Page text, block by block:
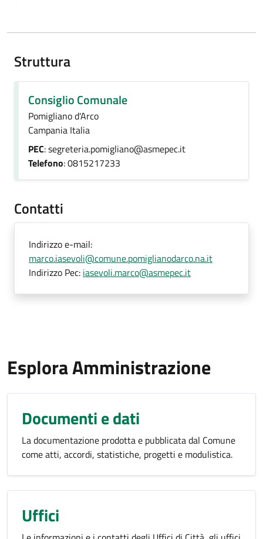
Struttura
Consiglio Comunale
Pomigliano d'Arco
Campania Italia
PEC: segreteria.pomigliano@asmepec.it
Telefono: 0815217233
Contatti
Indirizzo e-mail:
marco.iasevoli@comune.pomiglianodarco.na.it
Indirizzo Pec: iasevoli.marco@asmepec.it
Esplora Amministrazione
Documenti e dati
La documentazione prodotta e pubblicata dal Comune
come atti, accordi, statistiche, progetti e modulistica.
Uffici